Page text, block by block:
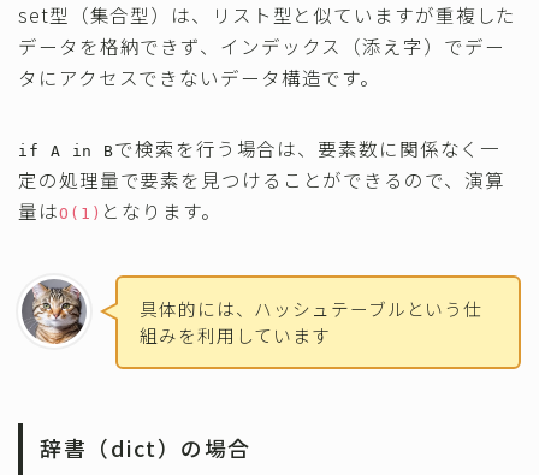
set型（集合型）は、リスト型と似ていますが重複した
データを格納できず、インデックス（添え字）でデー
タにアクセスできないデータ構造です。
if A in Bで検索を行う場合は、要素数に関係なく一
定の処理量で要素を見つけることができるので、演算
量はO(1) となります。
具体的には、ハッシュテーブルという仕
組みを利用しています
辞書（dict）の場合